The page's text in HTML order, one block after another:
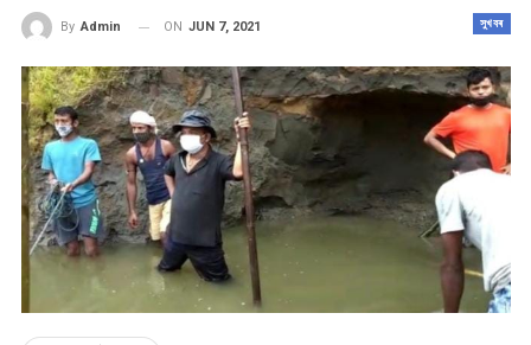
সুখবৰ
By Admin ON JUN 7, 2021